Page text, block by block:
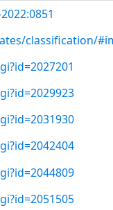
classification/